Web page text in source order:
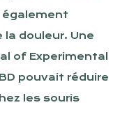
également
douleur. Une
of Experimental
pouvait réduire
les souris